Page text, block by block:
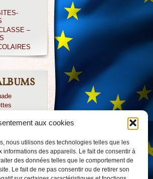
aux cookies
nous utilisons des technologies telles que les
informations des appareils. Le fait de consentir à
des données telles que le comportement de
Le fait de ne pas consentir ou de retirer son
–
04/013